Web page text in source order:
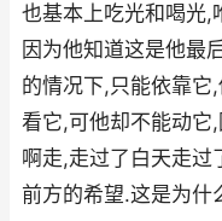
也基本上吃光和喝光,
因为他知道这是他最
的情况下,只能依靠它
看它,可他却不能动它
啊走,走过了白天走过
前方的希望.这是为什